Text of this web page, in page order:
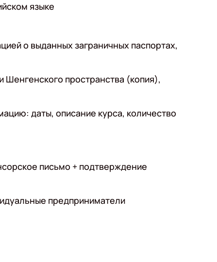
языке
о выданных заграничных паспортах,
Шенгенского пространства (копия),
даты, описание курса, количество
письмо + подтверждение
предприниматели